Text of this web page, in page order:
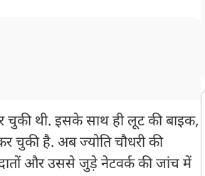
चुकी थी. इसके साथ ही लूट की बाइक,
चुकी है. अब ज्योति चौधरी की
और उससे जुड़े नेटवर्क की जांच में